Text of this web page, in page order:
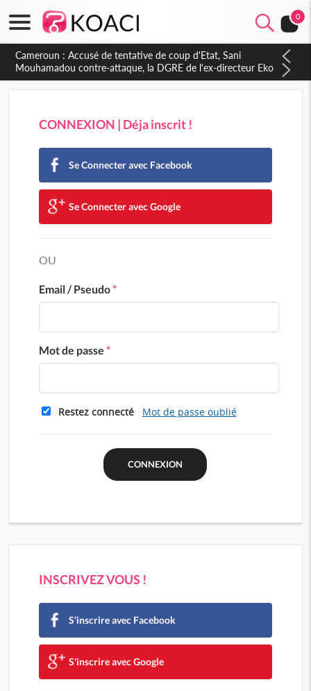
0
CONNEXION | Déja inscrit !
Se Connecter avec Facebook
Se Connecter avec Google
OU
Email / Pseudo*
Mot de passe *
Restez connecté Mot de passe oublié
INSCRIVEZ VOUS !
S'inscrire avec Facebook
S'inscrire avec Google